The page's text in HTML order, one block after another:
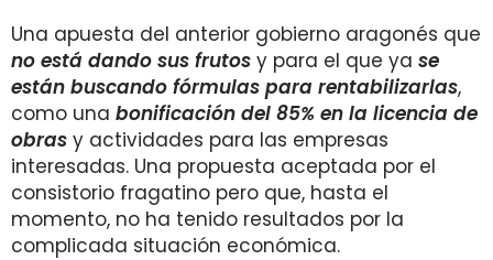
Una apuesta del anterior gobierno aragonés que
no está dando sus frutos y para el que ya se
están buscando fórmulas para rentabilizarlas,
como una bonificación del 85% en la licencia de
obras y actividades para las empresas
interesadas. Una propuesta aceptada por el
consistorio fragatino pero que, hasta el
momento, no ha tenido resultados por la
complicada situación económica.